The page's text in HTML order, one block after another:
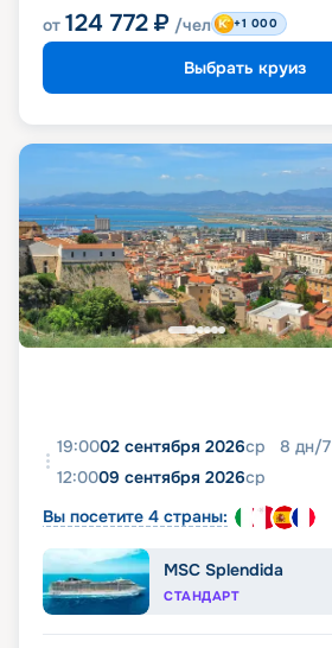
от 124 772 ₽ /чел +1 000
Выбрать круиз
19:0002 сентября 2026ср 8 дн/7
12:0009 сентября 2026ср
Вы посетите 4 страны:
MSC Splendida
СТАНДАРТ